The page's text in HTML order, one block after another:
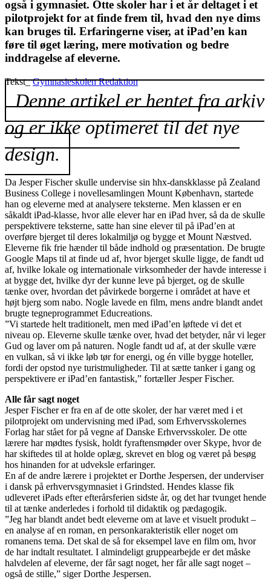
også i gymnasiet. Otte skoler har i et år deltaget i et
pilotprojekt for at finde frem til, hvad den nye dims
kan bruges til. Erfaringerne viser, at iPad’en kan
føre til øget læring, mere motivation og bedre
inddragelse af eleverne.
Tekst_Gymnasieskolen Redaktion
Denne artikel er hentet fra arkiv
og er ikke optimeret til det nye
design.
Da Jesper Fischer skulle undervise sin hhx-danskklasse på Zealand
Business College i novellesamlingen Mount København, startede
han og eleverne med at analysere teksterne. Men klassen er en
såkaldt iPad-klasse, hvor alle elever har en iPad hver, så da de skulle
perspektivere teksterne, satte han sine elever til på ­iPad’en at
overføre bjerget til deres lokalmiljø og bygge et Mount Næstved.
Eleverne fik frie hænder til både indhold og præsentation. De brugte
Google Maps til at finde ud af, hvor bjerget skulle ligge, de fandt ud
af, hvilke lokale og internationale virksomheder der havde interesse i
at bygge det, hvilke dyr der kunne leve på bjerget, og de skulle
tænke over, hvordan det påvirkede borgerne i området at have et
højt bjerg som nabo. Nogle lavede en film, mens andre blandt andet
brugte tegneprogrammet Educreations.
”Vi startede helt traditionelt, men med iPad’en løftede vi det et
niveau op. Eleverne skulle tænke over, hvad det betyder, når vi leger
Gud og laver om på naturen. Nogle fandt ud af, at der skulle være
en vulkan, så vi ikke løb tør for energi, og én ville bygge hoteller,
fordi der opstod nye turistmuligheder. Til at sætte tanker i gang og
perspektivere er iPad’en fantastisk,” fortæller Jesper Fischer.
Alle får sagt noget
Jesper Fischer er fra en af de otte skoler, der har været med i et
pilotprojekt om undervisning med iPad, som Erhvervsskolernes
Forlag har stået for på vegne af Danske Erhvervsskoler. De otte
lærere har mødtes fysisk, holdt fyraftensmøder over Skype, hvor de
har skiftedes til at holde oplæg, skrevet en blog og været på besøg
hos hinanden for at udveksle erfaringer.
En af de andre lærere i projektet er Dorthe Jespersen, der underviser
i dansk på erhvervsgymnasiet i Grindsted. Hendes klasse fik
udleveret iPads efter efterårsferien sidste år, og det har tvunget hende
til at tænke anderledes i forhold til didaktik og pædagogik.
”Jeg har blandt andet bedt eleverne om at lave et visuelt produkt –
en analyse af en roman, en personkarakteristik eller noget om
romanens tema. Det skal de så for eksempel lave en film om, hvor
de har indtalt resultatet. I almindeligt gruppearbejde er det måske
halvdelen af eleverne, der får sagt noget, her får alle sagt noget –
også de stille,” siger Dorthe Jespersen.